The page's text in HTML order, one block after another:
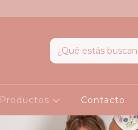
Productos Contacto